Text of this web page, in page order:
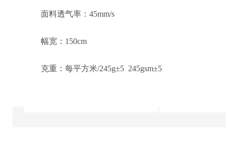
面料透气率：45mm/s
幅宽：150cm
克重：每平方米/245g±5 245gsm±5